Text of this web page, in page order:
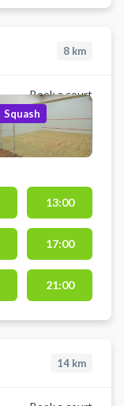
8 km
Book a court
Squash
13:00
17:00
21:00
14 km